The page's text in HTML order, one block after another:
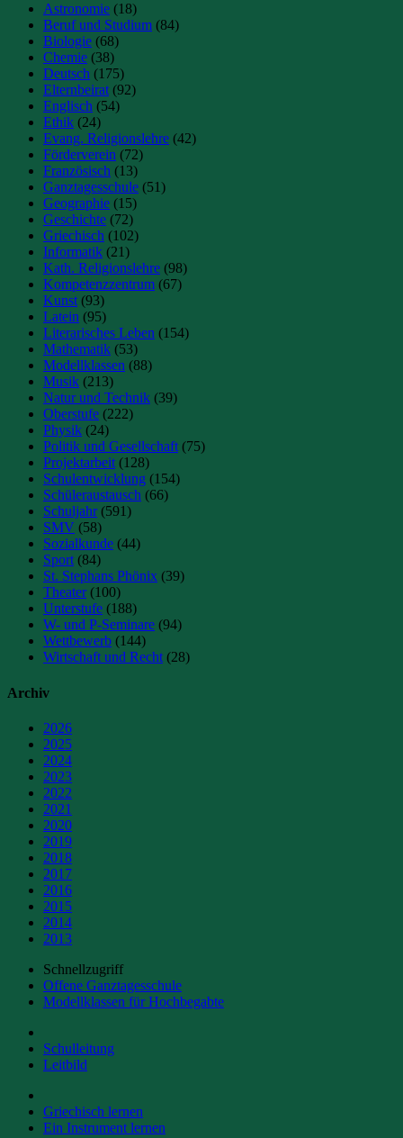
Astronomie (18)
Beruf und Studium (84)
Biologie (68)
Chemie (38)
Deutsch (175)
Elternbeirat (92)
Englisch (54)
Ethik (24)
Evang. Religionslehre (42)
Förderverein (72)
Französisch (13)
Ganztagesschule (51)
Geographie (15)
Geschichte (72)
Griechisch (102)
Informatik (21)
Kath. Religionslehre (98)
Kompetenzzentrum (67)
Kunst (93)
Latein (95)
Literarisches Leben (154)
Mathematik (53)
Modellklassen (88)
Musik (213)
Natur und Technik (39)
Oberstufe (222)
Physik (24)
Politik und Gesellschaft (75)
Projektarbeit (128)
Schulentwicklung (154)
Schüleraustausch (66)
Schuljahr (591)
SMV (58)
Sozialkunde (44)
Sport (84)
St. Stephans Phönix (39)
Theater (100)
Unterstufe (188)
W- und P-Seminare (94)
Wettbewerb (144)
Wirtschaft und Recht (28)
Archiv
2026
2025
2024
2023
2022
2021
2020
2019
2018
2017
2016
2015
2014
2013
Schnellzugriff
Offene Ganztagesschule
Modellklassen für Hochbegabte
Schulleitung
Leitbild
Griechisch lernen
Ein Instrument lernen